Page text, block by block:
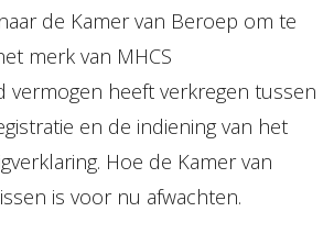
de Kamer van Beroep om te
merk van MHCS
vermogen heeft verkregen tussen
en de indiening van het
Hoe de Kamer van
is voor nu afwachten.